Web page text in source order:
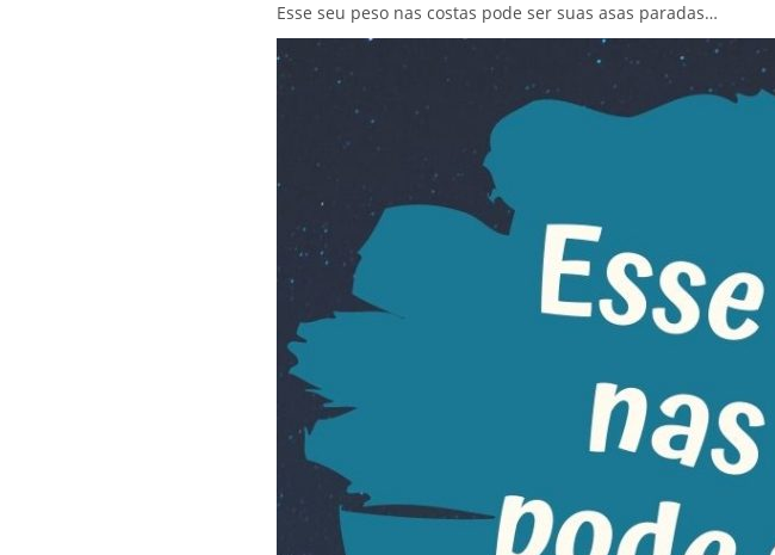
Esse seu peso nas costas pode ser suas asas paradas…